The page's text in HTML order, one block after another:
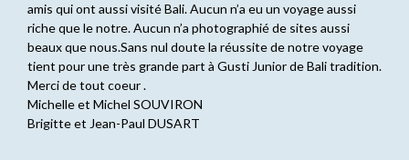
amis qui ont aussi visité Bali. Aucun n’a eu un voyage aussi
riche que le notre. Aucun n’a photographié de sites aussi
beaux que nous.Sans nul doute la réussite de notre voyage
tient pour une très grande part à Gusti Junior de Bali tradition.
Merci de tout coeur .
Michelle et Michel SOUVIRON
Brigitte et Jean-Paul DUSART